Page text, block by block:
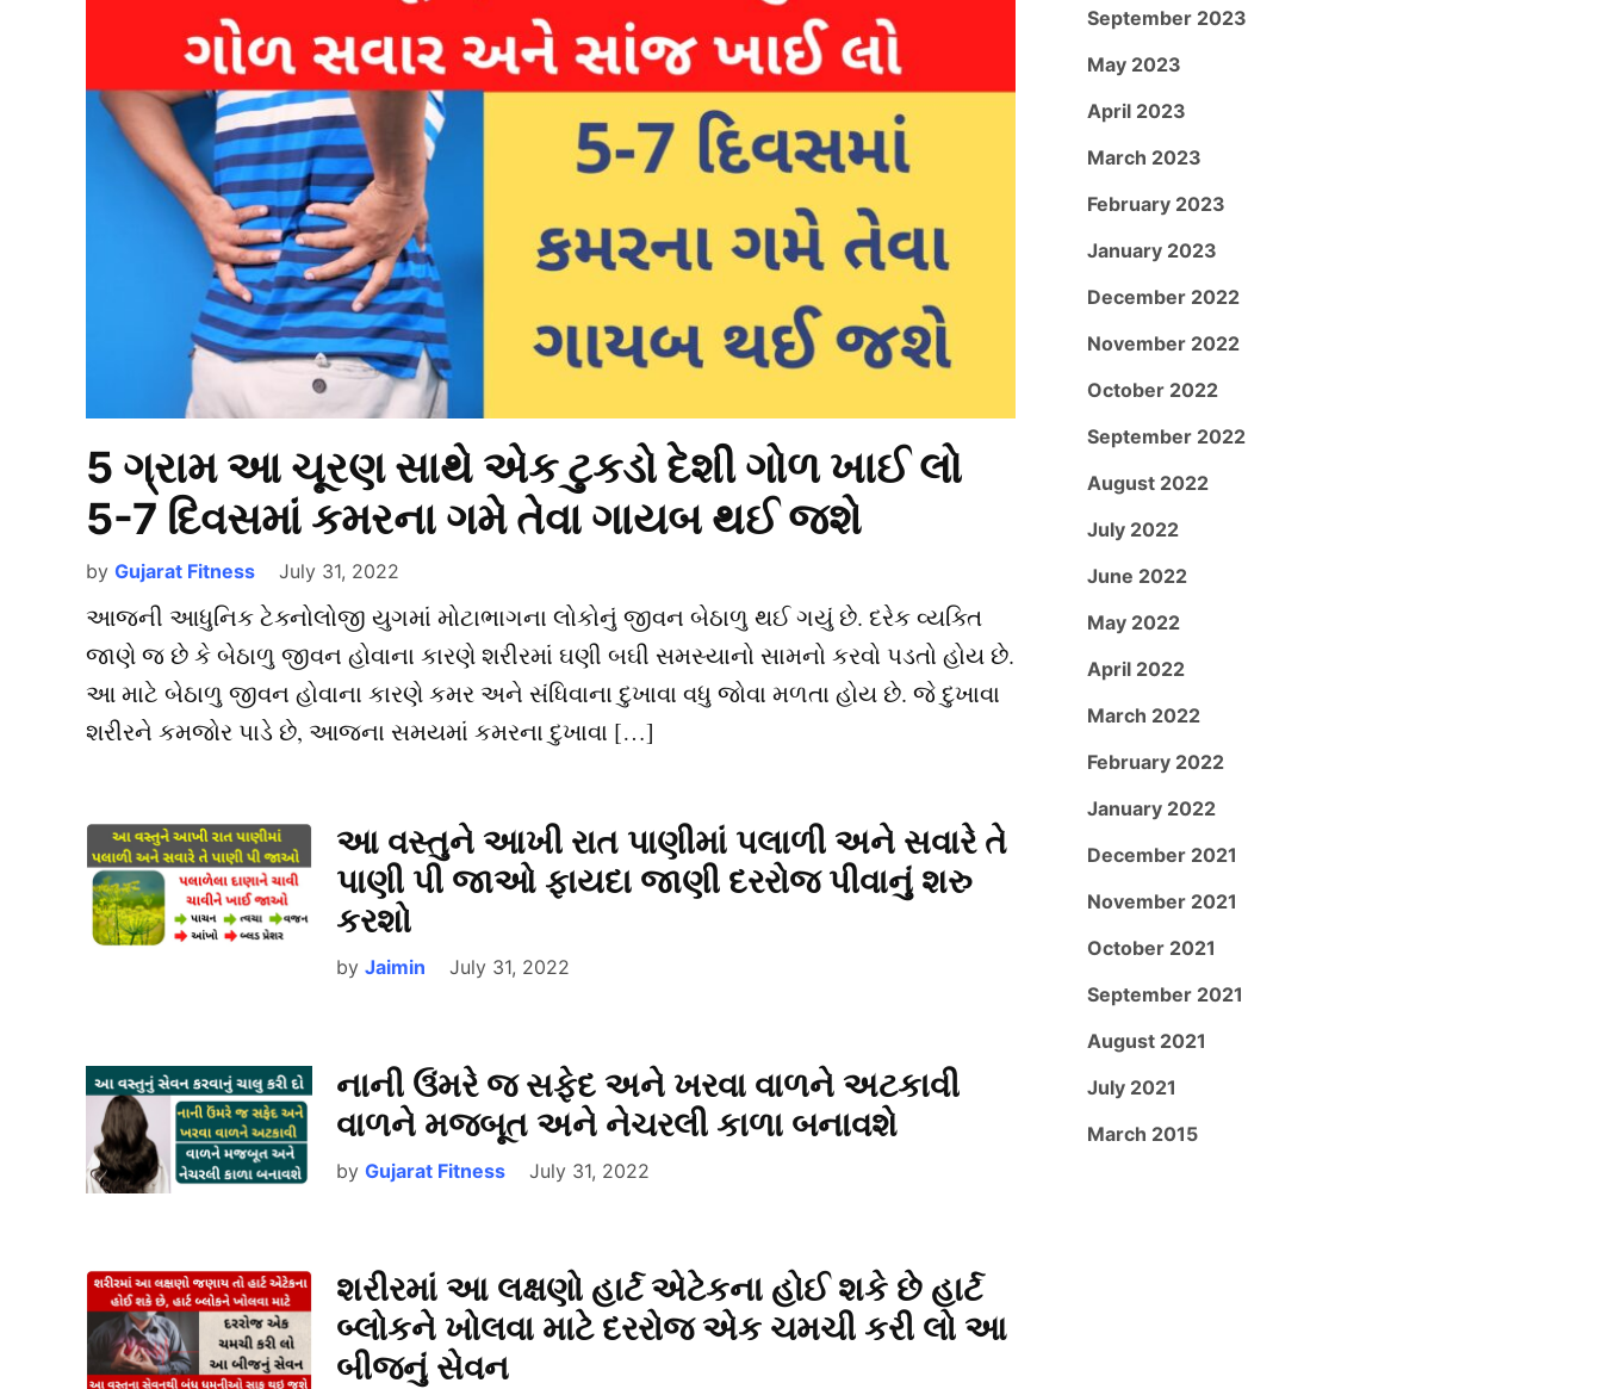
5 ગ્રામ આ ચૂરણ સાથે એક ટુકડો દેશી ગોળ ખાઈ લો
5-7 દિવસમાં કમરના ગમે તેવા ગાયબ થઈ જશે
by Gujarat Fitness July 31, 2022
આજની આધુનિક ટેક્નોલોજી યુગમાં મોટાભાગના લોકોનું જીવન બેઠાળુ થઈ ગયું છે. દરેક વ્યક્તિ
જાણે જ છે કે બેઠાળુ જીવન હોવાના કારણે શરીરમાં ઘણી બઘી સમસ્યાનો સામનો કરવો પડતો હોય છે.
આ માટે બેઠાળુ જીવન હોવાના કારણે કમર અને સંધિવાના દુખાવા વધુ જોવા મળતા હોય છે. જે દુખાવા
શરીરને કમજોર પાડે છે, આજના સમયમાં કમરના દુખાવા […]
આ વસ્તુને આખી રાત પાણીમાં પલાળી અને સવારે તે
પાણી પી જાઓ ફાયદા જાણી દરરોજ પીવાનું શરુ
કરશો
by Jaimin July 31, 2022
નાની ઉંમરે જ સફેદ અને ખરવા વાળને અટકાવી
વાળને મજબૂત અને નેચરલી કાળા બનાવશે
by Gujarat Fitness July 31, 2022
શરીરમાં આ લક્ષણો હાર્ટ એટેકના હોઈ શકે છે હાર્ટ
બ્લોકને ખોલવા માટે દરરોજ એક ચમચી કરી લો આ
બીજનું સેવન
September 2023
May 2023
April 2023
March 2023
February 2023
January 2023
December 2022
November 2022
October 2022
September 2022
August 2022
July 2022
June 2022
May 2022
April 2022
March 2022
February 2022
January 2022
December 2021
November 2021
October 2021
September 2021
August 2021
July 2021
March 2015